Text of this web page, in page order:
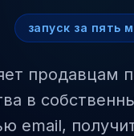
запуск за пять
продавцам
в
email,